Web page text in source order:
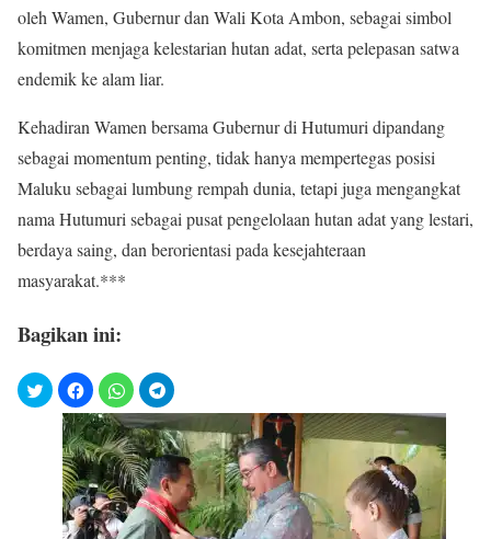
oleh Wamen, Gubernur dan Wali Kota Ambon, sebagai simbol
komitmen menjaga kelestarian hutan adat, serta pelepasan satwa
endemik ke alam liar.
Kehadiran Wamen bersama Gubernur di Hutumuri dipandang
sebagai momentum penting, tidak hanya mempertegas posisi
Maluku sebagai lumbung rempah dunia, tetapi juga mengangkat
nama Hutumuri sebagai pusat pengelolaan hutan adat yang lestari,
berdaya saing, dan berorientasi pada kesejahteraan
masyarakat.***
Bagikan ini: